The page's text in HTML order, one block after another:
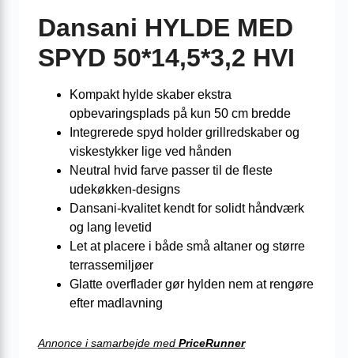
Dansani HYLDE MED
SPYD 50*14,5*3,2 HVI
Kompakt hylde skaber ekstra
opbevaringsplads på kun 50 cm bredde
Integrerede spyd holder grillredskaber og
viskestykker lige ved hånden
Neutral hvid farve passer til de fleste
udekøkken-designs
Dansani-kvalitet kendt for solidt håndværk
og lang levetid
Let at placere i både små altaner og større
terrassemiljøer
Glatte overflader gør hylden nem at rengøre
efter madlavning
Annonce i samarbejde med PriceRunner